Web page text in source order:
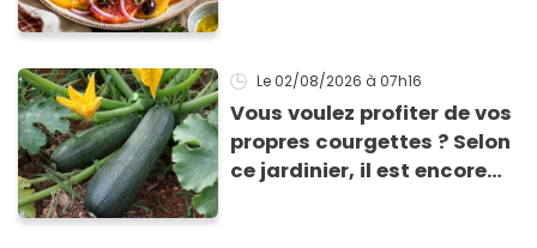
est une merveille de
fraîcheur !
Le 02/08/2026 à 07h16
Vous voulez profiter de vos
propres courgettes ? Selon
ce jardinier, il est encore